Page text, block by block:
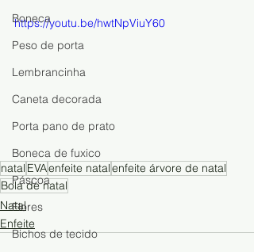
Boneca
Peso de porta
Lembrancinha
Caneta decorada
Porta pano de prato
Boneca de fuxico
Páscoa
Flores
Bichos de tecido
https://youtu.be/hwtNpViuY60
natal EVAenfeite natalenfeite árvore de natal
Bola de natal
Natal
Enfeite